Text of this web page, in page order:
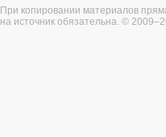
При копировании материалов
на источник обязательна. ©